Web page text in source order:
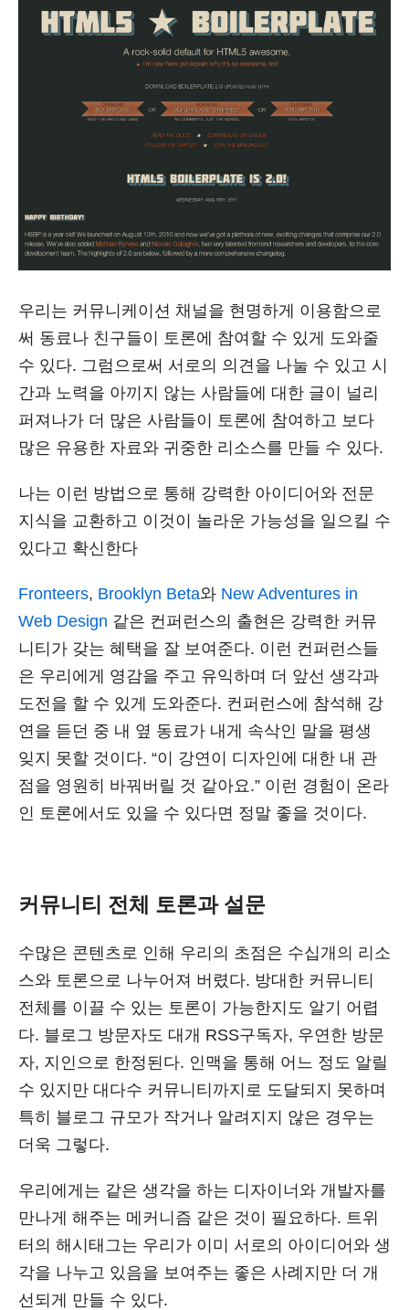
우리는 커뮤니케이션 채널을 현명하게 이용함으로
써 동료나 친구들이 토론에 참여할 수 있게 도와줄
수 있다. 그럼으로써 서로의 의견을 나눌 수 있고 시
간과 노력을 아끼지 않는 사람들에 대한 글이 널리
퍼져나가 더 많은 사람들이 토론에 참여하고 보다
많은 유용한 자료와 귀중한 리소스를 만들 수 있다.
나는 이런 방법으로 통해 강력한 아이디어와 전문
지식을 교환하고 이것이 놀라운 가능성을 일으킬 수
있다고 확신한다
Fronteers, Brooklyn Beta와 New Adventures in
Web Design 같은 컨퍼런스의 출현은 강력한 커뮤
니티가 갖는 혜택을 잘 보여준다. 이런 컨퍼런스들
은 우리에게 영감을 주고 유익하며 더 앞선 생각과
도전을 할 수 있게 도와준다. 컨퍼런스에 참석해 강
연을 듣던 중 내 옆 동료가 내게 속삭인 말을 평생
잊지 못할 것이다. “이 강연이 디자인에 대한 내 관
점을 영원히 바꿔버릴 것 같아요.” 이런 경험이 온라
인 토론에서도 있을 수 있다면 정말 좋을 것이다.
커뮤니티 전체 토론과 설문
수많은 콘텐츠로 인해 우리의 초점은 수십개의 리소
스와 토론으로 나누어져 버렸다. 방대한 커뮤니티
전체를 이끌 수 있는 토론이 가능한지도 알기 어렵
다. 블로그 방문자도 대개 RSS구독자, 우연한 방문
자, 지인으로 한정된다. 인맥을 통해 어느 정도 알릴
수 있지만 대다수 커뮤니티까지로 도달되지 못하며
특히 블로그 규모가 작거나 알려지지 않은 경우는
더욱 그렇다.
우리에게는 같은 생각을 하는 디자이너와 개발자를
만나게 해주는 메커니즘 같은 것이 필요하다. 트위
터의 해시태그는 우리가 이미 서로의 아이디어와 생
각을 나누고 있음을 보여주는 좋은 사례지만 더 개
선되게 만들 수 있다.